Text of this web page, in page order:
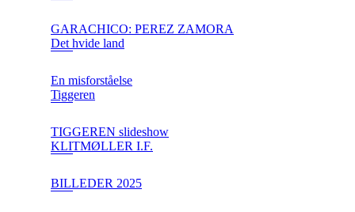
GARACHICO: PEREZ ZAMORA
Det hvide land
En misforståelse
Tiggeren
TIGGEREN slideshow
KLITMØLLER I.F.
BILLEDER 2025